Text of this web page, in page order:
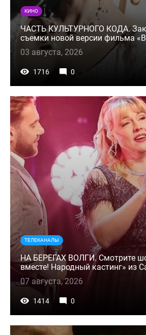
КИНО
ЧАСТЬ КУЛЬТУРНОГО КОДА.
съемки новой версии фильма
03 августа, 2026
1716 0
ТЕЛЕКАНАЛЫ
НА БЕРЕГАХ ВОЛГИ. Смотрите
вместе! Народный кастинг» из
07 августа, 2026
1414 0